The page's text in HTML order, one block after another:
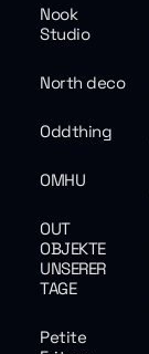
Nook
Studio
North deco
Oddthing
OMHU
OUT
OBJEKTE
UNSERER
TAGE
Petite